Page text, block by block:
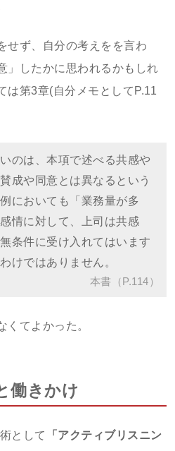
せず、自分の考えをを言わ
」したかに思われるかもしれ
は第3章(自分メモとしてP.11
のは、本項で述べる共感や
成や同意とは異なるという
においても「業務量が多
情に対して、上司は共感
条件に受け入れてはいます
けではありません。
本書（P.114）
くてよかった。
働きかけ
として
「アクティブリスニン